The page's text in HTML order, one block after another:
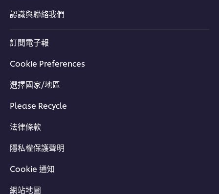
認識與聯絡我們
訂閱電子報
Cookie Preferences
選擇國家/地區
Please Recycle
法律條款
隱私權保護聲明
Cookie 通知
網站地圖